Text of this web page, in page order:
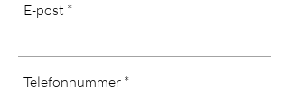
E-post
Telefonnummer